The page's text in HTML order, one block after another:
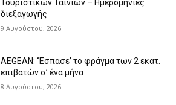
Τουριστικών Ταινιών – Ημερομηνίες
διεξαγωγής
9 Αυγούστου, 2026
AEGEAN: ‘Έσπασε’ το φράγμα των 2 εκατ.
επιβατών σ’ ένα μήνα
8 Αυγούστου, 2026